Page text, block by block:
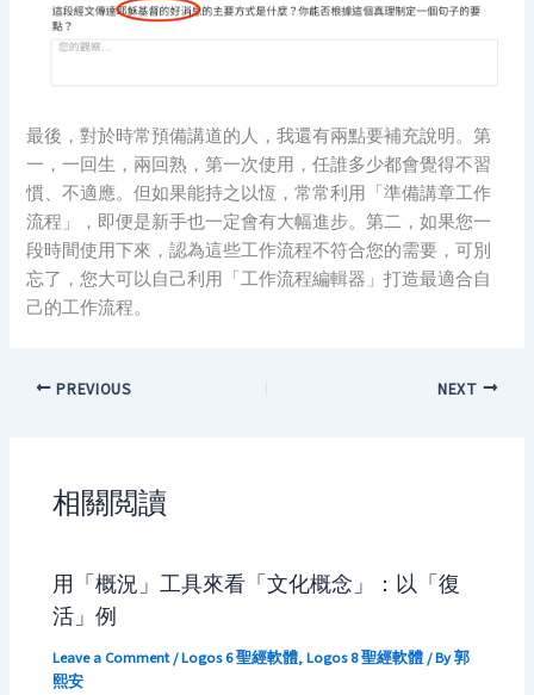
最後，對於時常預備講道的人，我還有兩點要補充說明。第
一，一回生，兩回熟，第一次使用，任誰多少都會覺得不習
慣、不適應。但如果能持之以恆，常常利用「準備講章工作
流程」，即便是新手也一定會有大幅進步。第二，如果您一
段時間使用下來，認為這些工作流程不符合您的需要，可別
忘了，您大可以自己利用「工作流程編輯器」打造最適合自
己的工作流程。
PREVIOUS NEXT
相關閲讀
用「概況」工具來看「文化概念」：以「復
活」例
Leave a Comment/Logos 6 聖經軟體,Logos 8 聖經軟體/ By郭
熙安